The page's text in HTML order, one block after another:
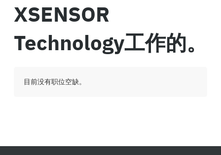
XSENSOR
Technology工作的。
目前没有职位空缺。